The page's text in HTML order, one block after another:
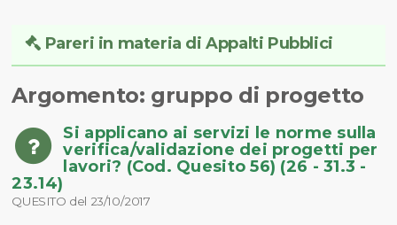
Pareri in materia di Appalti Pubblici
Argomento: gruppo di progetto
Si applicano ai servizi le norme sulla
verifica/validazione dei progetti per
lavori? (Cod. Quesito 56) (26 - 31.3 -
23.14)
QUESITO del 23/10/2017